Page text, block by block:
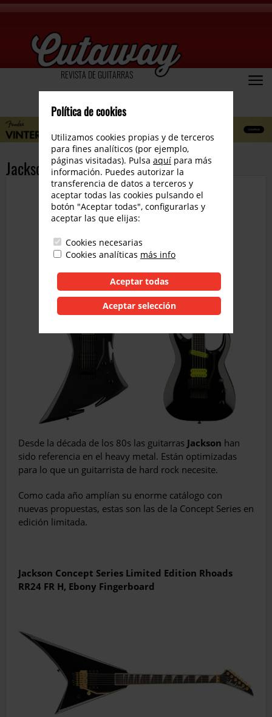
REVISTA DE GUITARRAS
Jackson Concept Series
Desde la década de los 80s las guitarras Jackson han
sido referencia en el heavy metal. Están optimizadas
para lo que un guitarrista de hard rock necesite.
Como cada año amplían su enorme catálogo con
nuevas propuestas, estas son las de la Concept Series en
edición limitada.
Jackson Concept Series Limited Edition Rhoads
RR24 FR H, Ebony Fingerboard
Política de cookies
Utilizamos cookies propias y de terceros
para fines analíticos (por ejemplo,
páginas visitadas). Pulsa aquí para más
información. Puedes autorizar la
transferencia de datos a terceros y
aceptar todas las cookies pulsando el
botón "Aceptar todas", configurarlas y
aceptar las que elijas:
Cookies necesarias
Cookies analíticas más info
Aceptar todas
Aceptar selección